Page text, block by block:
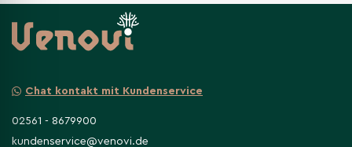
Chat kontakt mit Kundenservice
02561 - 8679900
kundenservice@venovi.de